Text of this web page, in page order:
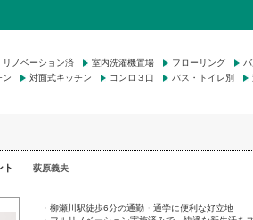
リノベーション済 室内洗濯機置場 フローリング
ン
対面式キッチン コンロ３口 バス・トイレ別
ト 荻原義夫
・柳瀬川駅徒歩6分の通勤・通学に便利な好立地